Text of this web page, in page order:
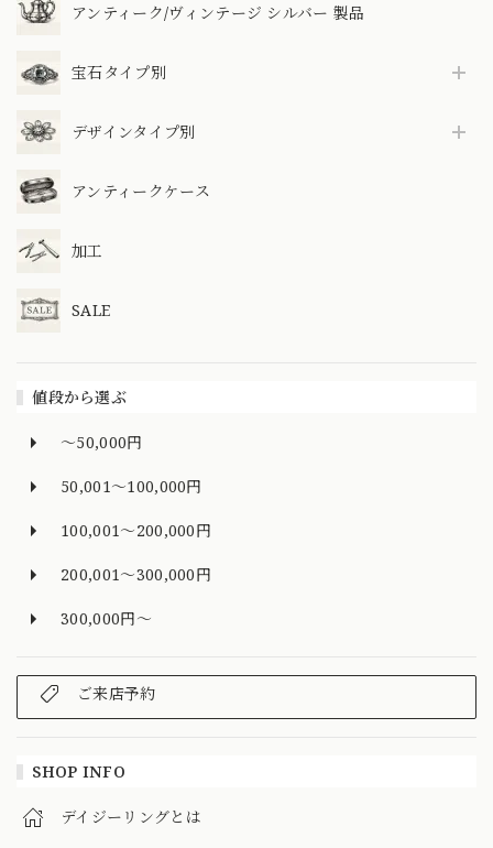
アンティーク/ヴィンテージ シルバー 製品
宝石タイプ別
デザインタイプ別
アンティークケース
加工
SALE
値段から選ぶ
～50,000円
50,001～100,000円
100,001～200,000円
200,001～300,000円
300,000円～
ご来店予約
SHOP INFO
デイジーリングとは